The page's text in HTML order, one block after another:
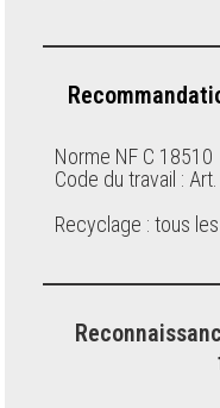
Norme NF C 18510
Code du travail :
Recyclage : tous